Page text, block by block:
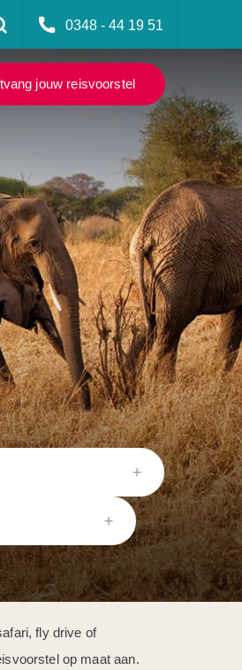
0348 - 44 19 51
jouw reisvoorstel
fly drive of
op maat aan.